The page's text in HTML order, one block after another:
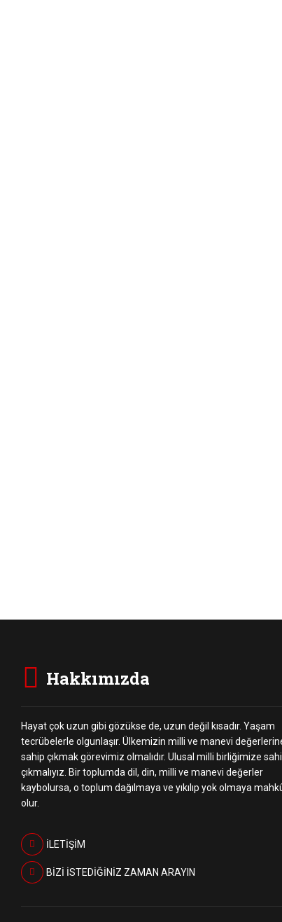
Hakkımızda
Hayat çok uzun gibi gözükse de, uzun değil kısadır. Yaşam
tecrübelerle olgunlaşır. Ülkemizin milli ve manevi
sahip çıkmak görevimiz olmalıdır. Ulusal milli birliğimize
çıkmalıyız. Bir toplumda dil, din, milli ve manevi değerler
kaybolursa, o toplum dağılmaya ve yıkılıp yok olmaya
olur.
İLETİŞİM
BİZİ İSTEDİĞİNİZ ZAMAN ARAYIN